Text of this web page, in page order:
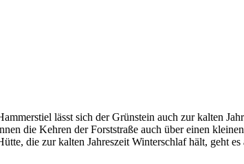
lässt sich der Grünstein auch zur kalten
die Kehren der Forststraße auch über einen
die zur kalten Jahreszeit Winterschlaf hält, geht